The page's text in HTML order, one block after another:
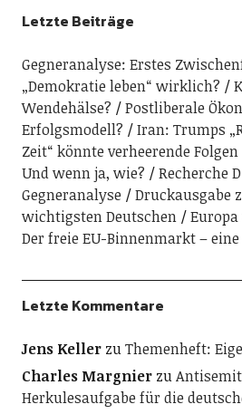
Letzte Beiträge
Gegneranalyse: Erstes
„Demokratie leben“ wirklich?
Wendehälse?
Postliberale
Erfolgsmodell?
Iran: Trumps
Zeit“ könnte verheerende
Und wenn ja, wie?
Recherche
Gegneranalyse
Druckausgabe
wichtigsten Deutschen
Der freie EU-Binnenmarkt –
Letzte Kommentare
Jens KellerzuThemenheft:
Charles Margnierzu
Herkulesaufgabe für die